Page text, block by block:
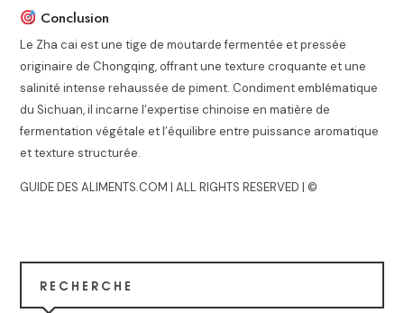
Conclusion
Le Zha cai est une tige de moutarde fermentée et pressée
originaire de Chongqing, offrant une texture croquante et une
salinité intense rehaussée de piment. Condiment emblématique
du Sichuan, il incarne l’expertise chinoise en matière de
fermentation végétale et l’équilibre entre puissance aromatique
et texture structurée.
GUIDE DES ALIMENTS.COM | ALL RIGHTS RESERVED | ©
RECHERCHE